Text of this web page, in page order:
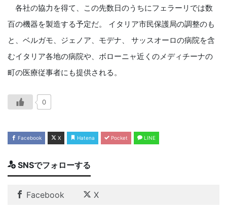
各社の協力を得て、この先数日のうちにフェラーリでは数
百の機器を製造する予定だ。 イタリア市民保護局の調整のも
と、ベルガモ、ジェノア、モデナ、 サッスオーロの病院を含
むイタリア各地の病院や、ボローニャ近くのメディチーナの
町の医療従事者にも提供される。
0
Facebook X Hatena Pocket LINE
SNSでフォローする
Facebook X